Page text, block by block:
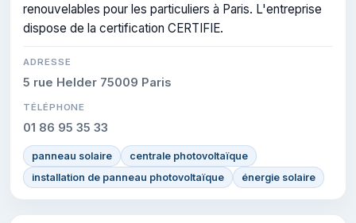
renouvelables pour les particuliers à Paris. L'entreprise
dispose de la certification CERTIFIE.
ADRESSE
5 rue Helder 75009 Paris
TÉLÉPHONE
01 86 95 35 33
panneau solaire
centrale photovoltaïque
installation de panneau photovoltaïque
énergie solaire